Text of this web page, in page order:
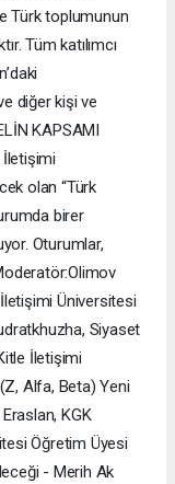
Türk toplumunun
Tüm katılımcı
diğer kişi ve
KAPSAMI
olan “Türk
birer
Oturumlar,
Üniversitesi
Siyaset
İletişimi
Alfa, Beta) Yeni
KGK
Öğretim Üyesi
- Merih Ak